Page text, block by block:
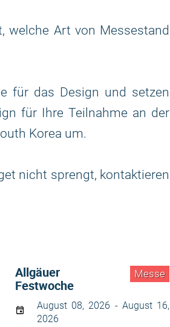
welche Art von Messestand
für das Design und setzen
für Ihre Teilnahme an der
Korea um.
nicht sprengt, kontaktieren
Messe
Allgäuer
Festwoche
August 08, 2026 - August 16,
2026